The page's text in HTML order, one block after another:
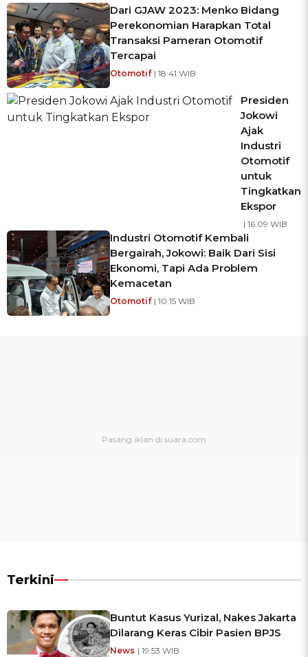
Dari GJAW 2023: Menko Bidang
Perekonomian Harapkan Total
Transaksi Pameran Otomotif
Tercapai
Otomotif | 18:41 WIB
Presiden
Jokowi
Ajak
Industri
Otomotif
untuk
Tingkatkan
Ekspor
| 16:09 WIB
Industri Otomotif Kembali
Bergairah, Jokowi: Baik Dari Sisi
Ekonomi, Tapi Ada Problem
Kemacetan
Otomotif | 10:15 WIB
Terkini
Buntut Kasus Yurizal, Nakes Jakarta
Dilarang Keras Cibir Pasien BPJS
News | 19:53 WIB